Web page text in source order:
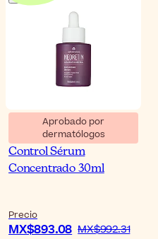
Aprobado por
dermatólogos
Neoretin Discrom
Control Sérum
Concentrado 30ml
Precio
MX$893.08 MX$992.31